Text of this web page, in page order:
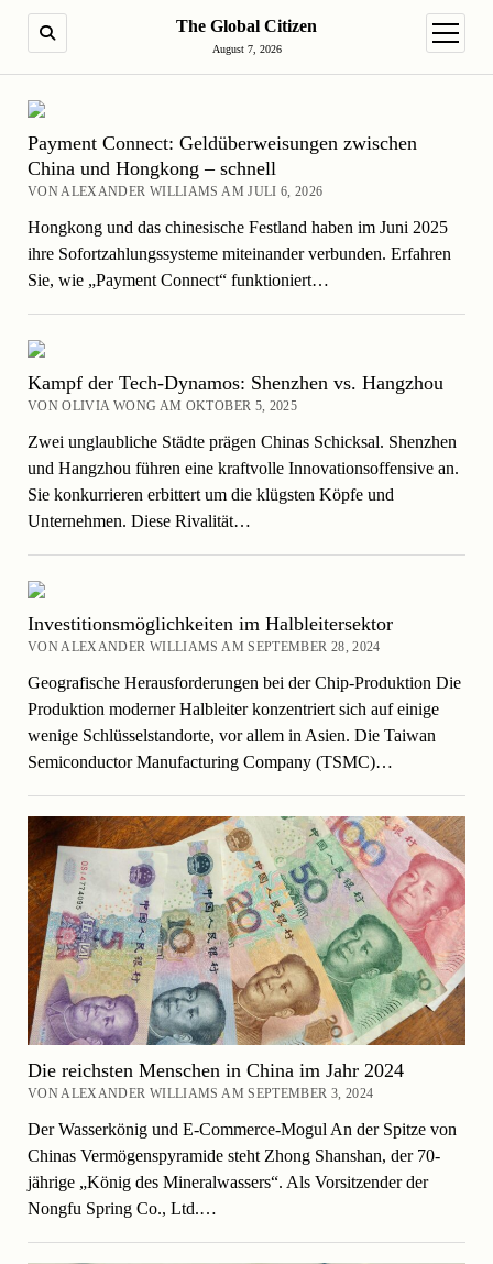
The Global Citizen
August 7, 2026
Menü
Payment Connect: Geldüberweisungen zwischen
China und Hongkong – schnell
VON ALEXANDER WILLIAMS AM JULI 6, 2026
Hongkong und das chinesische Festland haben im Juni 2025
ihre Sofortzahlungssysteme miteinander verbunden. Erfahren
Sie, wie „Payment Connect“ funktioniert…
Kampf der Tech-Dynamos: Shenzhen vs. Hangzhou
VON OLIVIA WONG AM OKTOBER 5, 2025
Zwei unglaubliche Städte prägen Chinas Schicksal. Shenzhen
und Hangzhou führen eine kraftvolle Innovationsoffensive an.
Sie konkurrieren erbittert um die klügsten Köpfe und
Unternehmen. Diese Rivalität…
Investitionsmöglichkeiten im Halbleitersektor
VON ALEXANDER WILLIAMS AM SEPTEMBER 28, 2024
Geografische Herausforderungen bei der Chip-Produktion Die
Produktion moderner Halbleiter konzentriert sich auf einige
wenige Schlüsselstandorte, vor allem in Asien. Die Taiwan
Semiconductor Manufacturing Company (TSMC)…
Die reichsten Menschen in China im Jahr 2024
VON ALEXANDER WILLIAMS AM SEPTEMBER 3, 2024
Der Wasserkönig und E-Commerce-Mogul An der Spitze von
Chinas Vermögenspyramide steht Zhong Shanshan, der 70-
jährige „König des Mineralwassers“. Als Vorsitzender der
Nongfu Spring Co., Ltd.…